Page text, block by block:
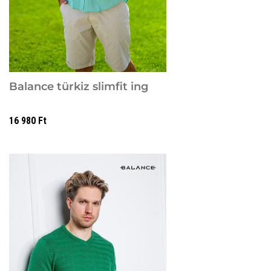
Balance türkiz slimfit ing
16 980 Ft